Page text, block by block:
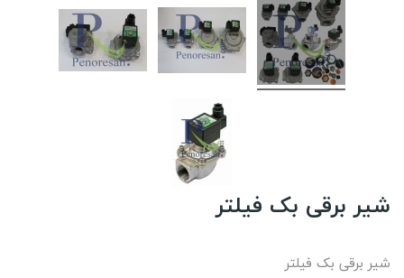
شیر برقی بک فیلتر
شیر برقی بک فیلتر